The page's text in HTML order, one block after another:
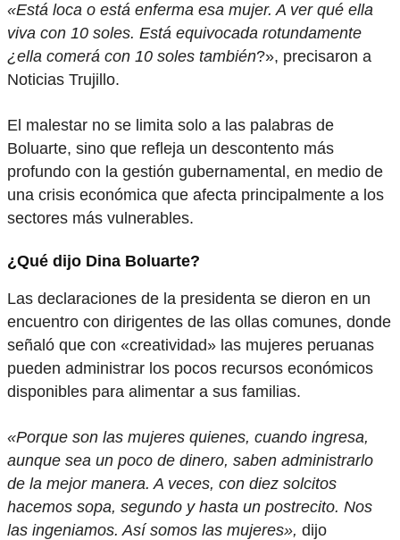
«Está loca o está enferma esa mujer. A ver qué ella
viva con 10 soles. Está equivocada rotundamente
¿ella comerá con 10 soles también?», precisaron a
Noticias Trujillo.
El malestar no se limita solo a las palabras de
Boluarte, sino que refleja un descontento más
profundo con la gestión gubernamental, en medio de
una crisis económica que afecta principalmente a los
sectores más vulnerables.
¿Qué dijo Dina Boluarte?
Las declaraciones de la presidenta se dieron en un
encuentro con dirigentes de las ollas comunes, donde
señaló que con «creatividad» las mujeres peruanas
pueden administrar los pocos recursos económicos
disponibles para alimentar a sus familias.
«Porque son las mujeres quienes, cuando ingresa,
aunque sea un poco de dinero, saben administrarlo
de la mejor manera. A veces, con diez solcitos
hacemos sopa, segundo y hasta un postrecito. Nos
las ingeniamos. Así somos las mujeres», dijo